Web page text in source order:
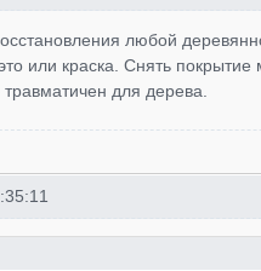
любой
или краска. Снять
для дерева.